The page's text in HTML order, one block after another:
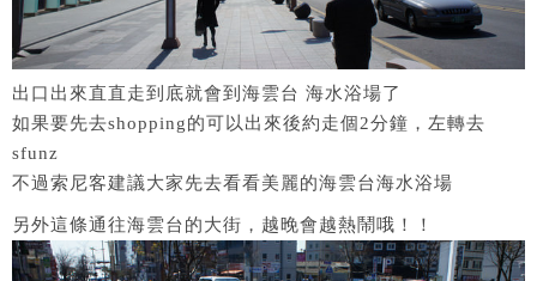
出口出來直直走到底就會到海雲台 海水浴場了
如果要先去shopping的可以出來後約走個2分鐘，左轉去
sfunz
不過索尼客建議大家先去看看美麗的海雲台海水浴場
另外這條通往海雲台的大街，越晚會越熱鬧哦！！